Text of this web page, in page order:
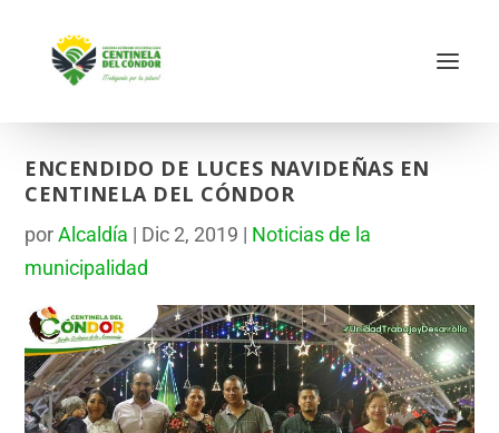
ENCENDIDO DE LUCES NAVIDEÑAS EN
CENTINELA DEL CÓNDOR
porAlcaldía | Dic 2, 2019 | Noticias de la
municipalidad